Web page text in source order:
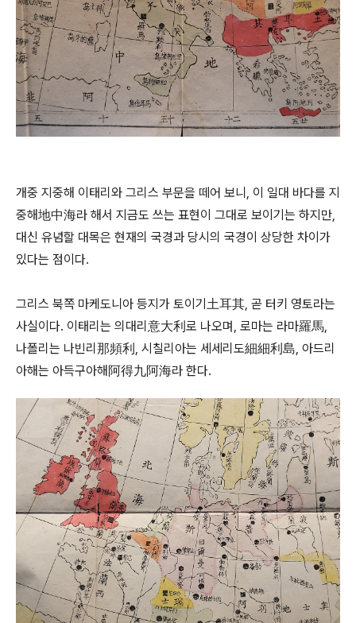
개중 지중해 이태리와 그리스 부문을 떼어 보니, 이 일대 바다를 지
중해地中海라 해서 지금도 쓰는 표현이 그대로 보이기는 하지만,
대신 유념할 대목은 현재의 국경과 당시의 국경이 상당한 차이가
있다는 점이다.
그리스 북쪽 마케도니아 등지가 토이기土耳其, 곧 터키 영토라는
사실이다. 이태리는 의대리意大利로 나오며, 로마는 라마羅馬,
나폴리는 나빈리那頻利, 시칠리아는 세세리도細細利島, 아드리
아해는 아득구아해阿得九阿海라 한다.